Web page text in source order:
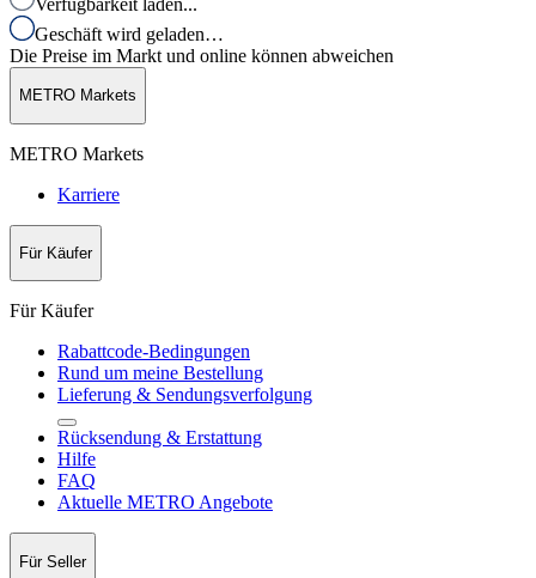
Verfügbarkeit laden...
Geschäft wird geladen…
Die Preise im Markt und online können abweichen
METRO Markets
METRO Markets
Karriere
Für Käufer
Für Käufer
Rabattcode-Bedingungen
Rund um meine Bestellung
Lieferung & Sendungsverfolgung
Rücksendung & Erstattung
Hilfe
FAQ
Aktuelle METRO Angebote
Für Seller